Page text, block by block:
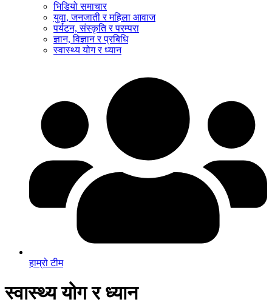
भिडियो समाचार
युवा, जनजाती र महिला आवाज
पर्यटन, संस्कृति र परम्परा
ज्ञान, विज्ञान र प्रबिधि
स्वास्थ्य योग र ध्यान
हाम्रो टीम
स्वास्थ्य योग र ध्यान